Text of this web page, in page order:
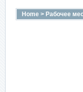
Home > Рабочее